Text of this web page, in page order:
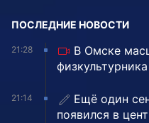
ПОСЛЕДНИЕ НОВОСТИ
21:28
В Омске
физкультурника
21:14
Ещё один
появился в